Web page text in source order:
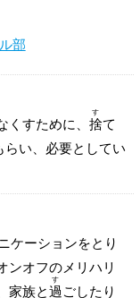
部
すために、 捨
す
て
らい、必要としてい
ケーションをとり
ンオフのメリハリ
家族と過
す
ごしたり